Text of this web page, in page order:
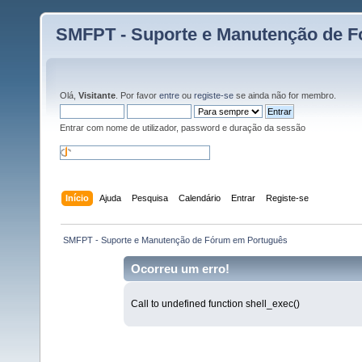
SMFPT - Suporte e Manutenção de
Olá, Visitante . Por favor entre ou registe-se se ainda não for membro.
Entrar com nome de utilizador, password e duração da sessão
Início Ajuda Pesquisa Calendário Entrar Registe-se
SMFPT - Suporte e Manutenção de Fórum em Português
Ocorreu um erro!
Call to undefined function shell_exec()